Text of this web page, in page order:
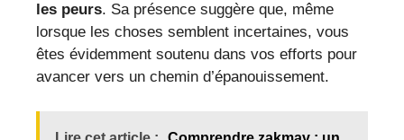
les peurs. Sa présence suggère que, même
lorsque les choses semblent incertaines, vous
êtes évidemment soutenu dans vos efforts pour
avancer vers un chemin d’épanouissement.